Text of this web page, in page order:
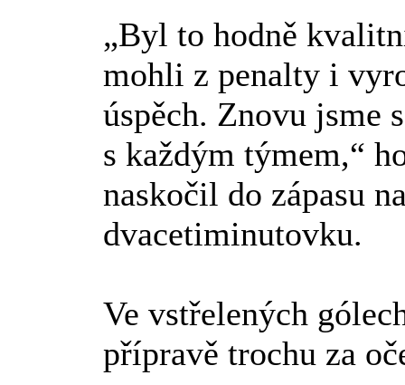
„Byl to hodně
mohli z penalty i
úspěch. Znovu jsme
s každým týmem,“
naskočil do zápasu
dvacetiminutovku.
Ve vstřelených
přípravě trochu za